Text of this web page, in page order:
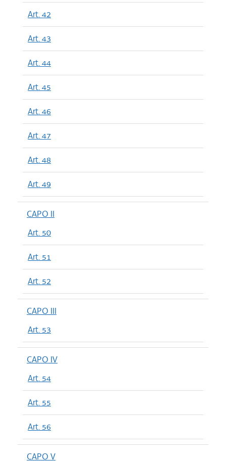
Art. 42
Art. 43
Art. 44
Art. 45
Art. 46
Art. 47
Art. 48
Art. 49
CAPO II
Art. 50
Art. 51
Art. 52
CAPO III
Art. 53
CAPO IV
Art. 54
Art. 55
Art. 56
CAPO V